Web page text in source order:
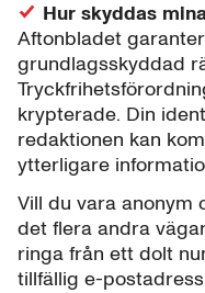
Hur skyddas
Aftonbladet
grundlagsskyddad
krypterade. Din
redaktionen kan
ytterligare
Vill du vara anonym
det flera andra
ringa från ett dolt
tillfällig e-